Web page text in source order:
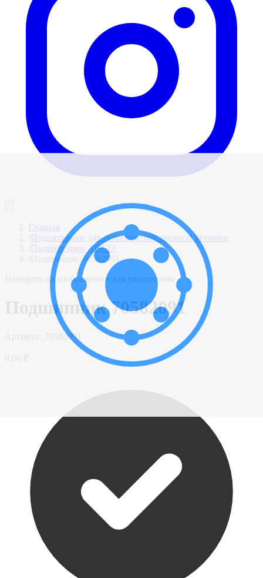
Главная
Подшипники для сельскохозяйственной техники
Подшипники AGCO
Подшипник 70582091
Наведите на изображение для увеличения
Подшипник 70582091
70582091